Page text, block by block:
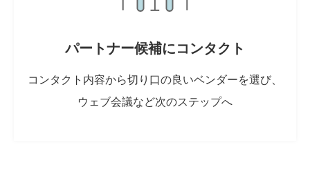
パートナー候補にコンタクト
コンタクト内容から切り口の良いベンダーを選び、
ウェブ会議など次のステップへ